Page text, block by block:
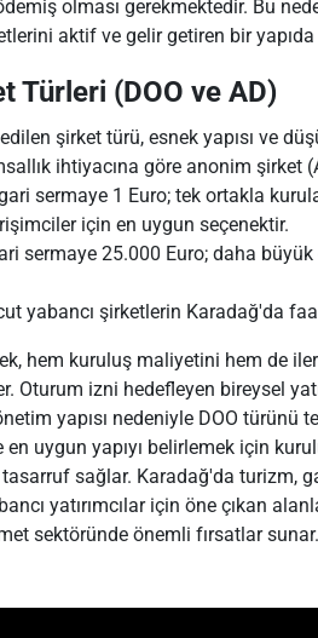
olması gerekmektedir. Bu
aktif ve gelir getiren bir
Türleri (DOO ve AD)
şirket türü, esnek yapısı ve
ihtiyacına göre anonim şirket
sermaye 1 Euro; tek ortakla
için en uygun seçenektir.
sermaye 25.000 Euro; daha
yabancı şirketlerin Karadağ'da
hem kuruluş maliyetini hem de
Oturum izni hedefleyen bireysel
yapısı nedeniyle DOO türünü
en uygun yapıyı belirlemek için
sağlar. Karadağ'da turizm,
yatırımcılar için öne çıkan
sektöründe önemli fırsatlar sunar.